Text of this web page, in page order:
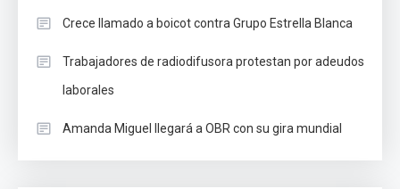
Crece llamado a boicot contra Grupo Estrella Blanca
Trabajadores de radiodifusora protestan por adeudos
laborales
Amanda Miguel llegará a OBR con su gira mundial